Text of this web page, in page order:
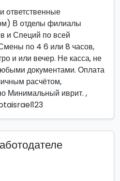
ответственные
В отделы филиалы
и Специй по всей
по 4 6 или 8 часов,
и или вечер. Не касса, не
документами. Оплата
расчётом,
Минимальный иврит. ,